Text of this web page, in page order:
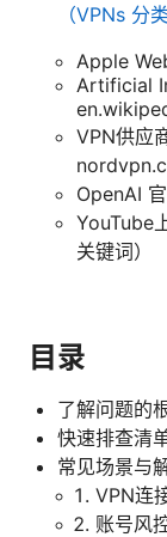
（VPNs 分
Apple
Artificial
VPN供应
OpenAI
YouTube
关键词）
目录
了解问题的
快速排查清
常见场景与
VPN连
账号风